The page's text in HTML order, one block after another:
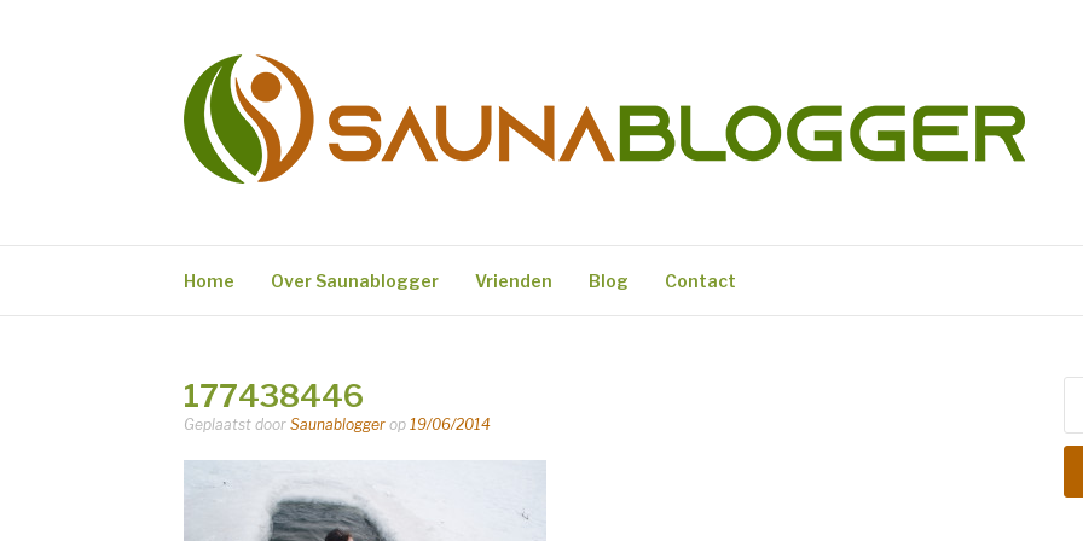
Home Over Saunablogger Vrienden Blog Contact
177438446
Geplaatst door Saunablogger op 19/06/2014